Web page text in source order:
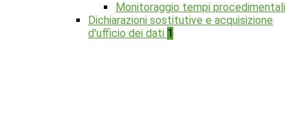
Monitoraggio tempi procedimentali
Dichiarazioni sostitutive e acquisizione
d'ufficio dei dati 1